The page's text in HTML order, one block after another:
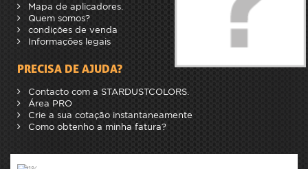
Mapa de aplicadores.
Quem somos?
condições de venda
Informações legais
PRECISA DE AJUDA?
Contacto com a STARDUSTCOLORS.
Área PRO
Crie a sua cotação instantaneamente
Como obtenho a minha fatura?